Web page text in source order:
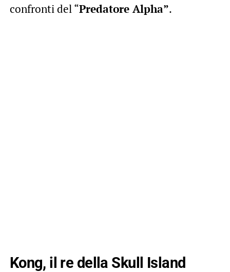
confronti del “Predatore Alpha”.
Kong, il re della Skull Island